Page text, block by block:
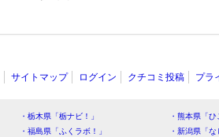
サイトマップ ログイン クチコミ投稿 プラ
・栃木県「栃ナビ！」
・熊本県「
・福島県「ふくラボ！」
・新潟県「